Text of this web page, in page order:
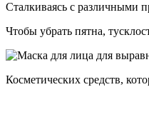
Сталкиваясь с различными
Чтобы убрать пятна,
Косметических средств,